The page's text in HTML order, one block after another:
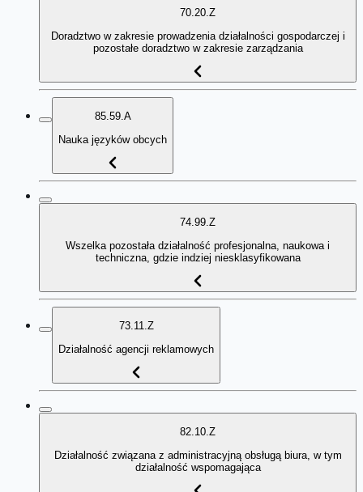
70.20.Z
Doradztwo w zakresie prowadzenia działalności gospodarczej i
pozostałe doradztwo w zakresie zarządzania
85.59.A
Nauka języków obcych
74.99.Z
Wszelka pozostała działalność profesjonalna, naukowa i
techniczna, gdzie indziej niesklasyfikowana
73.11.Z
Działalność agencji reklamowych
82.10.Z
Działalność związana z administracyjną obsługą biura, w tym
działalność wspomagająca